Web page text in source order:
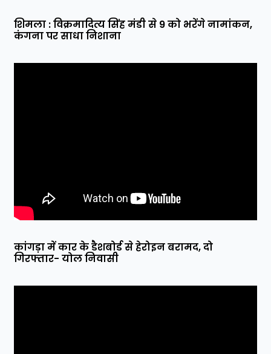
शिमला : विक्रमादित्य सिंह मंडी से 9 को भरेंगे नामांकन,
कंगना पर साधा निशाना
कांगड़ा में कार के डैशबोर्ड से हेरोइन बरामद, दो
गिरफ्तार- योल निवासी